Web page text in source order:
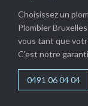
Choisissez un
Plombier
vous tant que
C'est notre
0491 06 04 04